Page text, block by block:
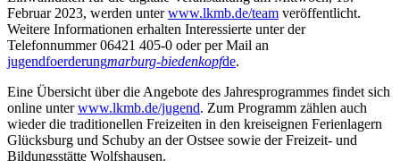
Februar 2023, werden unterwww.lkmb.de/team veröffentlicht.
Weitere Informationen erhalten Interessierte unter der
Telefonnummer 06421 405-0 oder per Mail an
jugendfoerderungmarburg-biedenkopfde.
Eine Übersicht über die Angebote des Jahresprogrammes findet sich
online unterwww.lkmb.de/jugend. Zum Programm zählen auch
wieder die traditionellen Freizeiten in den kreiseignen Ferienlagern
Glücksburg und Schuby an der Ostsee sowie der Freizeit- und
Bildungsstätte Wolfshausen.